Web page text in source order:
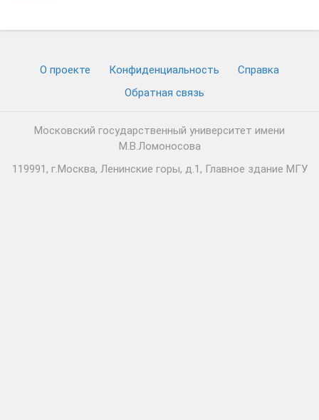
О проекте Конфиденциальность
Cправка
Обратная связь
Московский государственный университет имени
М.В.Ломоносова
119991, г.Москва, Ленинские горы, д.1, Главное здание МГУ